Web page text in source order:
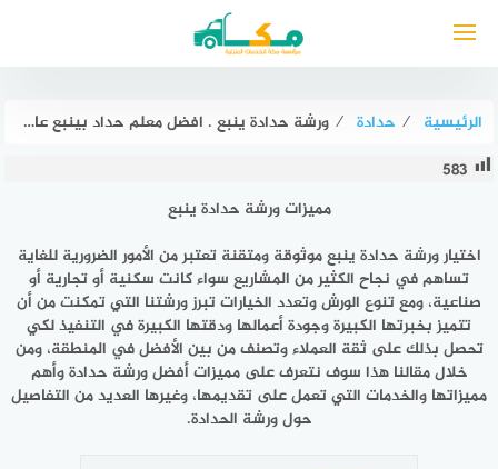
الرئيسية ⁄ حدادة ⁄ ورشة حدادة ينبع . افضل معلم حداد بينبع عام ٢٠٢٦ مكة للحداده للايجار
583
مميزات ورشة حدادة ينبع
اختيارورشة حدادة ينبعموثوقة ومتقنة تعتبر من الأمور الضرورية للغاية
تساهم في نجاح الكثير من المشاريع سواء كانت سكنية أو تجارية أو
صناعية، ومع تنوع الورش وتعدد الخيارات تبرز ورشتنا التي تمكنت من أن
تتميز بخبرتها الكبيرة وجودة أعمالها ودقتها الكبيرة في التنفيذ لكي
تحصل بذلك على ثقة العملاء وتصنف من بين الأفضل في المنطقة، ومن
خلال مقالنا هذا سوف نتعرف على مميزات أفضل ورشة حدادة وأهم
مميزاتها والخدمات التي تعمل على تقديمها، وغيرها العديد من التفاصيل
حول ورشة الحدادة.